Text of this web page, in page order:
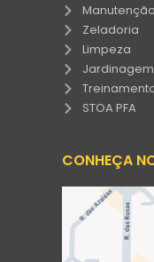
Zeladoria
Limpeza
Jardinagem
STOA PFA
CONHEÇA